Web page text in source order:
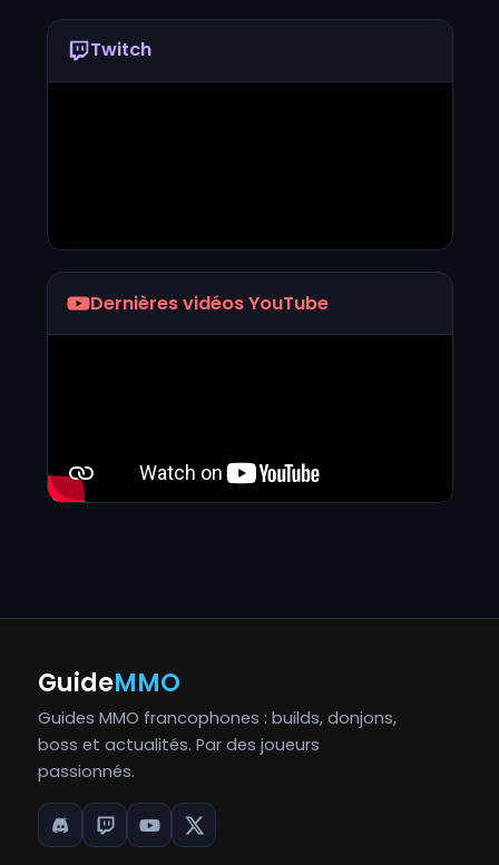
Twitch
Dernières vidéos YouTube
GuideMMO
Guides MMO francophones : builds, donjons,
boss et actualités. Par des joueurs
passionnés.